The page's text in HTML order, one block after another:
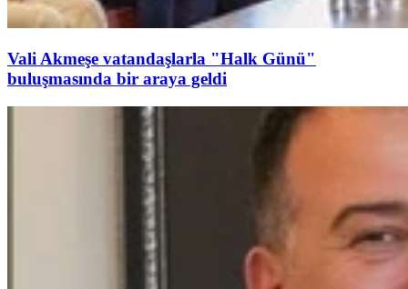
Vali Akmeşe vatandaşlarla "Halk Günü"
buluşmasında bir araya geldi